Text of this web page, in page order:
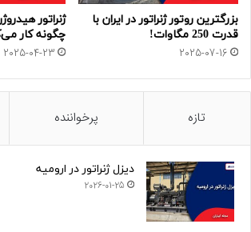
بزرگترین روتور ژنراتور در ایران با
قدرت 250 مگاوات!
2025-07-16
ژنراتور
چگونه کار
2025-04-23
تازه پرخواننده
دیزل ژنراتور در ارومیه
2026-01-25